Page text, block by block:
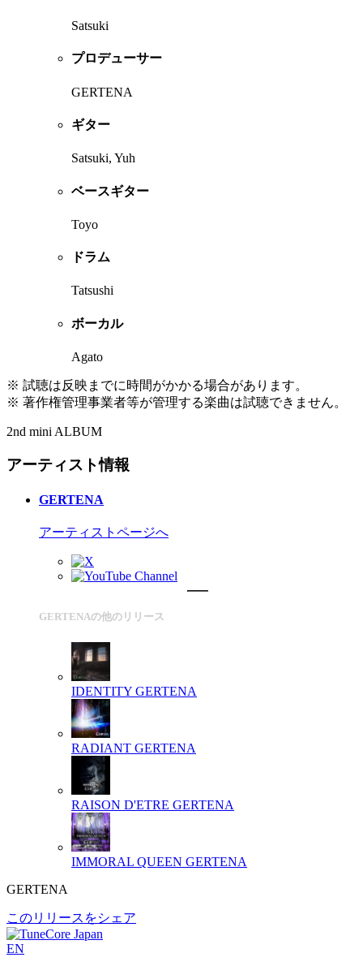
Satsuki
プロデューサー
GERTENA
ギター
Satsuki, Yuh
ベースギター
Toyo
ドラム
Tatsushi
ボーカル
Agato
※ 試聴は反映までに時間がかかる場合があります。
※ 著作権管理事業者等が管理する楽曲は試聴できません。
2nd mini ALBUM
アーティスト情報
GERTENA
アーティストページへ
GERTENAの他のリリース
IDENTITY GERTENA
RADIANT GERTENA
RAISON D'ETRE GERTENA
IMMORAL QUEEN GERTENA
GERTENA
このリリースをシェア
EN